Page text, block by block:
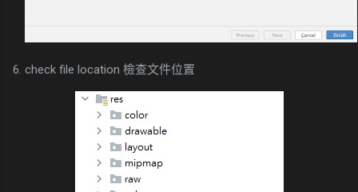
6. check file location 檢查文件位置